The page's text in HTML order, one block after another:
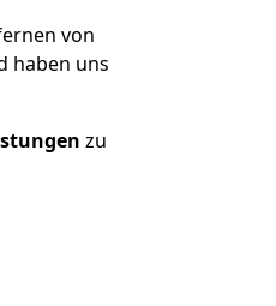
von
haben uns
zu